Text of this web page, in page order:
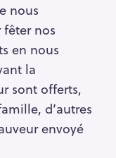
nous
nos
en nous
la
sont offerts,
d’autres
envoyé